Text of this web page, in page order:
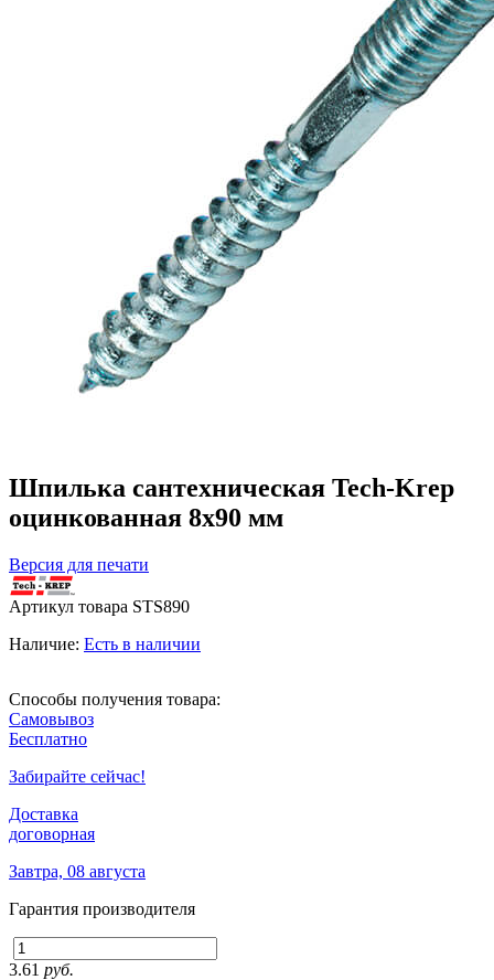
Шпилька сантехническая Tech-Krep
оцинкованная 8х90 мм
Версия для печати
Артикул товара STS890
Наличие: Есть в наличии
Способы получения товара:
Самовывоз
Бесплатно
Забирайте сейчас!
Доставка
договорная
Завтра, 08 августа
Гарантия производителя
3.61 руб.